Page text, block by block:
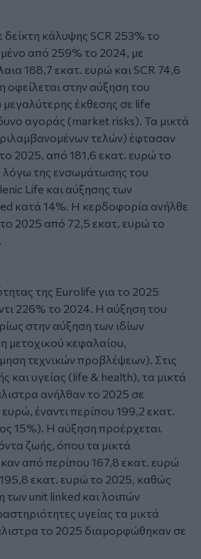
δείκτη κάλυψης SCR 253% το
από 259% το 2024, με
188,7 εκατ. ευρώ και SCR 74,6
οφείλεται στην αύξηση του
έκθεσης σε life
αγοράς (market risks). Τα μικτά
τελών) έφτασαν
2025, από 181,6 εκατ. ευρώ το
της ενσωμάτωσης του
Life και αύξησης των
κατά 14%. Η κερδοφορία ανήλθε
2025 από 72,5 εκατ. ευρώ το
της Eurolife για το 2025
226% το 2024. Η αύξηση του
στην αύξηση των ιδίων
μετοχικού κεφαλαίου,
τεχνικών προβλέψεων). Στις
και υγείας (life & health), τα μικτά
ανήλθαν το 2025 σε
έναντι περίπου 199,2 εκατ.
15%). Η αύξηση προέρχεται
ζωής, όπου τα μικτά
από περίπου 167,8 εκατ. ευρώ
εκατ. ευρώ το 2025, καθώς
των unit linked και λοιπών
υγείας τα μικτά
το 2025 διαμορφώθηκαν σε